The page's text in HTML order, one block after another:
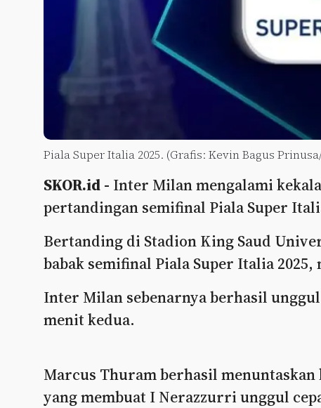
Piala Super Italia 2025. (Grafis: Kevin Bagus
SKOR.id - Inter Milan mengalami
pertandingan semifinal Piala Super
Bertanding di Stadion King Saud
babak semifinal Piala Super Italia
Inter Milan sebenarnya berhasil
menit kedua.
Marcus Thuram berhasil
yang membuat I Nerazzurri unggul